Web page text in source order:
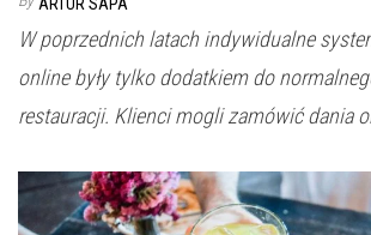
ARTUR SAPA
W poprzednich latach indywidualne
online były tylko dodatkiem do
restauracji. Klienci mogli zamówić dania